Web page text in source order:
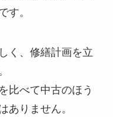
す。
く、修繕計画を立
比べて中古のほう
ありません。